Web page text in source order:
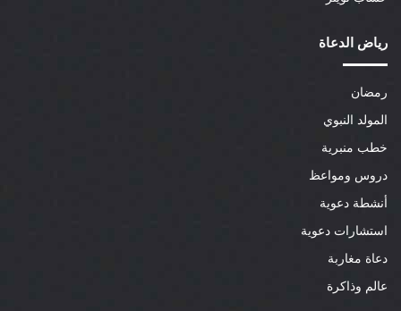
رياض الدعاة
رمضان
المولد النبوي
خطب منبرية
دروس ومواعظ
أنشطة دعوية
استشارات دعوية
دعاة مغاربة
عالم وذاكرة